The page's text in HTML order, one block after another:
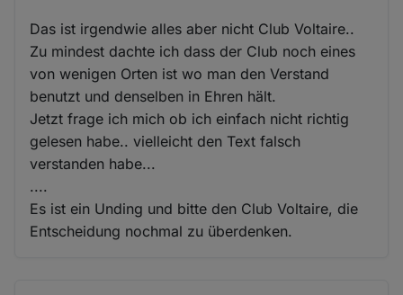
Das ist irgendwie alles aber nicht Club Voltaire..
Zu mindest dachte ich dass der Club noch eines
von wenigen Orten ist wo man den Verstand
benutzt und denselben in Ehren hält.
Jetzt frage ich mich ob ich einfach nicht richtig
gelesen habe.. vielleicht den Text falsch
verstanden habe...
....
Es ist ein Unding und bitte den Club Voltaire, die
Entscheidung nochmal zu überdenken.